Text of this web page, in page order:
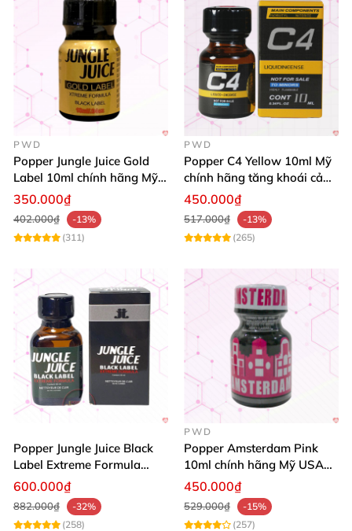
PWD
Popper Jungle Juice Gold
Label 10ml chính hãng Mỹ
USA PWD
350.000₫
402.000₫
-13%
(311)
PWD
Popper C4 Yellow 10ml Mỹ
chính hãng tăng khoái cảm
cực mạnh
450.000₫
517.000₫
-13%
(265)
Popper Jungle Juice Black
Label Extreme Formula
30ml
600.000₫
882.000₫
-32%
(258)
PWD
Popper Amsterdam Pink
10ml chính hãng Mỹ USA
PWD
450.000₫
529.000₫
-15%
(257)